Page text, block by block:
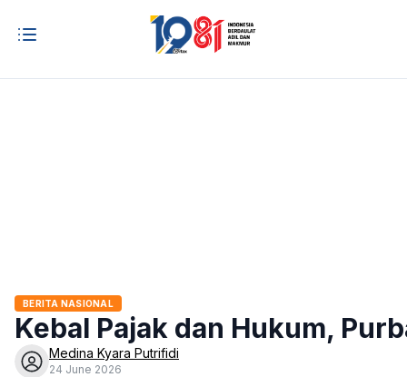
BERITA NASIONAL
Kebal Pajak dan Hukum,
Medina Kyara Putrifidi
24 June 2026